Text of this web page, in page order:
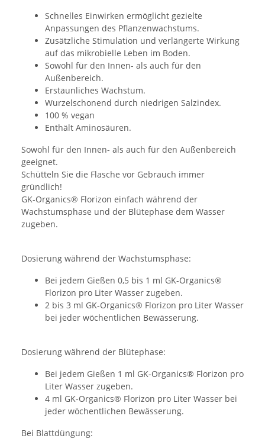
Schnelles Einwirken ermöglicht gezielte
Anpassungen des Pflanzenwachstums.
Zusätzliche Stimulation und verlängerte Wirkung
auf das mikrobielle Leben im Boden.
Sowohl für den Innen- als auch für den
Außenbereich.
Erstaunliches Wachstum.
Wurzelschonend durch niedrigen Salzindex.
100 % vegan
Enthält Aminosäuren.
Sowohl für den Innen- als auch für den Außenbereich
geeignet.
Schütteln Sie die Flasche vor Gebrauch immer
gründlich!
GK-Organics® Florizon einfach während der
Wachstumsphase und der Blütephase dem Wasser
zugeben.
Dosierung während der Wachstumsphase:
Bei jedem Gießen 0,5 bis 1 ml GK-Organics®
Florizon pro Liter Wasser zugeben.
2 bis 3 ml GK-Organics® Florizon pro Liter Wasser
bei jeder wöchentlichen Bewässerung.
Dosierung während der Blütephase:
Bei jedem Gießen 1 ml GK-Organics® Florizon pro
Liter Wasser zugeben.
4 ml GK-Organics® Florizon pro Liter Wasser bei
jeder wöchentlichen Bewässerung.
Bei Blattdüngung: